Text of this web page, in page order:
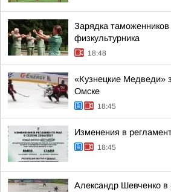
Зарядка
физкультурника
18:48
«Кузнецкие Медведи»
Омске
18:45
Изменения в
18:45
Александр Шевченко в